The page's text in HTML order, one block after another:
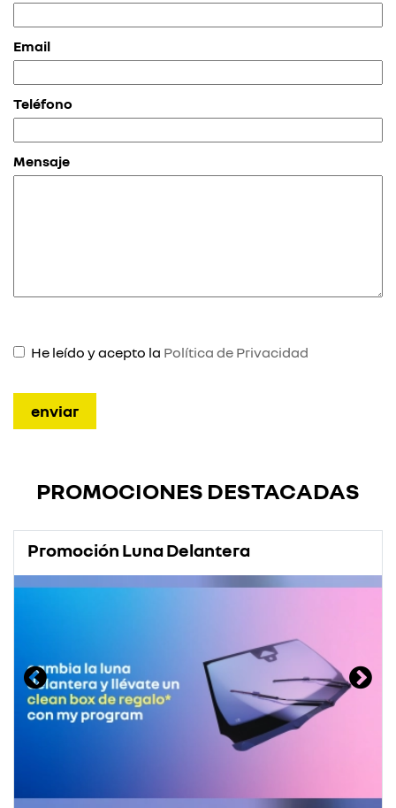
Email
Teléfono
Mensaje
He leído y acepto la Política de Privacidad
PROMOCIONES DESTACADAS
Promoción Luna Delantera